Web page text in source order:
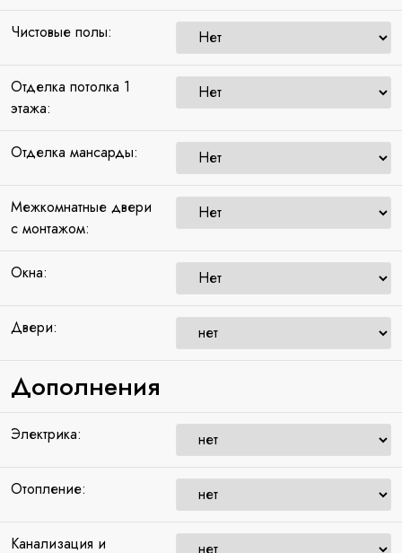
Чистовые полы:
Отделка потолка 1
этажа:
Отделка мансарды:
Межкомнатные двери
с монтажом:
Окна:
Двери:
Дополнения
Электрика:
Отопление:
Канализация и